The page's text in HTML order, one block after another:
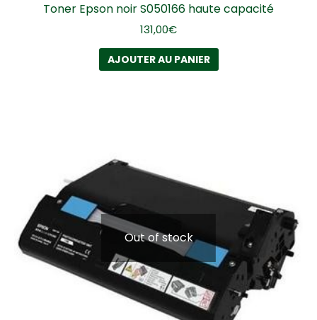
Toner Epson noir S050166 haute capacité
131,00€
AJOUTER AU PANIER
Out of stock